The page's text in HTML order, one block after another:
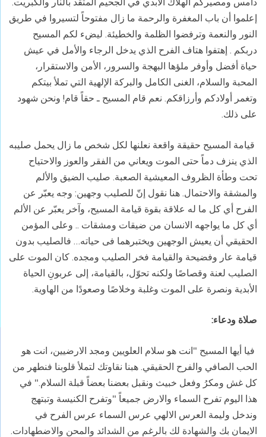
إعلموا أن باب المغفرة والرحمة ما زال مفتوحاً لتسيروا في طريق
النور والنعمة وترفضوا الظلمة والخطيئة. ليضء لكم المسيح
دربكم . إهتفوا هتاف الفرح الذي يدخل الرجاء والأمل في عيش
حياة أفضل وأوفر ملؤها البهجة والسرور، الأمن والاستقرار،
المحبة والسلام، الغنى الكامل والبركة الإلهية التي تملأ بيتكم
وتغمر أولادكم وأرزاقكم. نعم قام المسيح ـ حقاً قام! ونحن شهود
على ذلك.
قيامة المسيح حقيقة واقعة نعلنها لكل شخص ما زال يحمل صليبه
الذي ينزف دماً حتى الموت ويعاني من الفقر والعوز والاحتياح
تحت وطأة الظروف المعيشية الصعبة. صليب الضيق والألم
والمشقة والاحتمال. هنا نقول إنّ للصليب وجهين: وجه يعبّر عن
الفرح أي كل ما له علاقة بقوة قيامة المسيح، وآخر يعبّر عن الألم
أي كل ما يواجهه الانسان من ضيقات ومشقات .. وعلى المؤمن
الحقيقي أن يعيش الوجهين ويختبرهما فى حياته… فالصليب بدون
قيامة عار وفضيحة والقيامة فخر الصليب ومجده. كان الموت على
الصليب لعنة وقصاصًا ولكنه تحوّل، بالقيامة، إلى عربونِ الحياة
الأبدية ونصرة على الموت وغلبة وخلاصًا وصعودًا من الهاوية.
صلاة ودعاء:
فيا أيها المسيح "انت هو سلام العلويين ومجد الارضيين، انت هو
الحب الصافي والفرح الحقيقي. هبنا نقاوتك لتملأ قلوبنا فنطهر من
كل غش ومكرُ وفعل خبيث ونقبل بعضنا بعضاً قبلة السلام." في
هذا اليوم تفرح السماء والارض جميعاً "وتفرح الكنيسة وتبتهج
وندخل وليمة العرس الالهي عرس السماء عرس الفرح في
الايمان بك والشهادة لك بالرغم من الشدائد والمحن والاضطهادات.